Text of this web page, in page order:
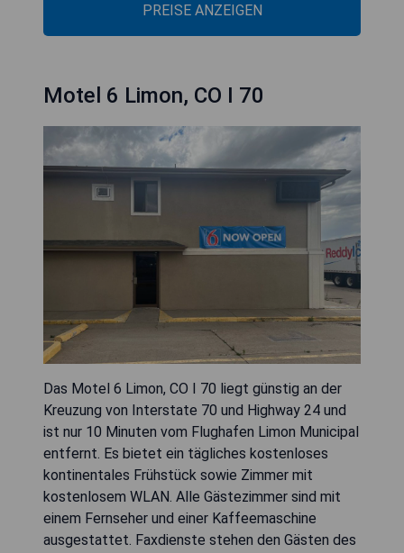
PREISE ANZEIGEN
Motel 6 Limon, CO I 70
Das Motel 6 Limon, CO I 70 liegt günstig an der
Kreuzung von Interstate 70 und Highway 24 und
ist nur 10 Minuten vom Flughafen Limon Municipal
entfernt. Es bietet ein tägliches kostenloses
kontinentales Frühstück sowie Zimmer mit
kostenlosem WLAN. Alle Gästezimmer sind mit
einem Fernseher und einer Kaffeemaschine
ausgestattet. Faxdienste stehen den Gästen des